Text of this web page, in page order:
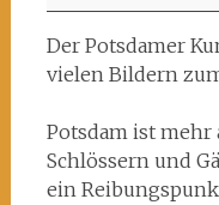
Kunstvereins
zum
Thema
Der Potsdamer
vielen Bildern
Potsdam ist mehr
Schlössern und
ein